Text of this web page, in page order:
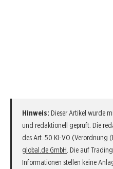
Hinweis: Dieser Artikel wurde
und redaktionell geprüft. Die
des Art. 50 KI-VO
global.de GmbH . Die auf
Informationen stellen keine